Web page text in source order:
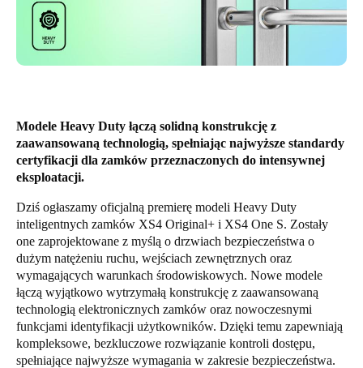
Ireland
English
Netherlands
Nederlands
English
Belgium
FrançaisNederlandsEnglish
Español
Portugal
Português
Modele Heavy Duty łączą solidną konstrukcję z
zaawansowaną technologią, spełniając najwyższe standardy
certyfikacji dla zamków przeznaczonych do intensywnej
eksploatacji.
Dziś ogłaszamy oficjalną premierę modeli Heavy Duty
inteligentnych zamków XS4 Original+ i XS4 One S. Zostały
one zaprojektowane z myślą o drzwiach bezpieczeństwa o
dużym natężeniu ruchu, wejściach zewnętrznych oraz
wymagających warunkach środowiskowych. Nowe modele
łączą wyjątkowo wytrzymałą konstrukcję z zaawansowaną
technologią elektronicznych zamków oraz nowoczesnymi
funkcjami identyfikacji użytkowników. Dzięki temu zapewniają
kompleksowe, bezkluczowe rozwiązanie kontroli dostępu,
spełniające najwyższe wymagania w zakresie bezpieczeństwa.